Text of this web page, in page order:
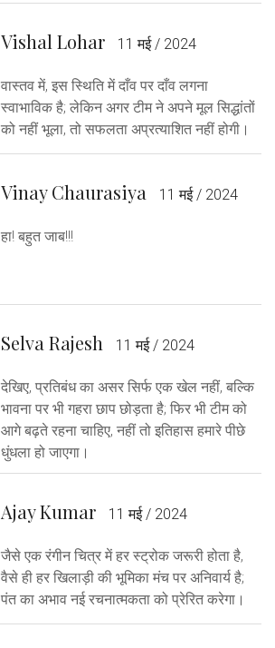
Vishal Lohar 11 मई / 2024
वास्तव में, इस स्थिति में दाँव पर दाँव लगना
स्वाभाविक है; लेकिन अगर टीम ने अपने मूल सिद्धांतों
को नहीं भूला, तो सफलता अप्रत्याशित नहीं होगी।
Vinay Chaurasiya 11 मई / 2024
हा! बहुत जाब!!!
Selva Rajesh 11 मई / 2024
देखिए, प्रतिबंध का असर सिर्फ एक खेल नहीं, बल्कि
भावना पर भी गहरा छाप छोड़ता है; फिर भी टीम को
आगे बढ़ते रहना चाहिए, नहीं तो इतिहास हमारे पीछे
धुंधला हो जाएगा।
Ajay Kumar 11 मई / 2024
जैसे एक रंगीन चित्र में हर स्ट्रोक जरूरी होता है,
वैसे ही हर खिलाड़ी की भूमिका मंच पर अनिवार्य है;
पंत का अभाव नई रचनात्मकता को प्रेरित करेगा।